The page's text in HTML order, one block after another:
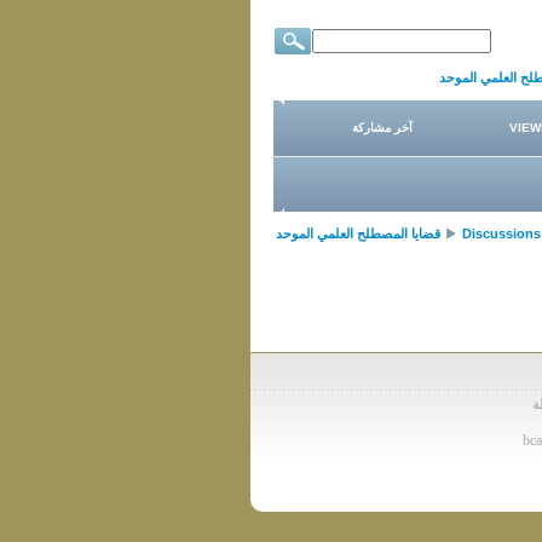
العلمي الموحد
آخر مشاركة
Discussions قضايا المصطلح العلمي الموحد